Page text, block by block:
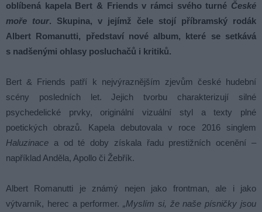
oblíbená kapela Bert & Friends v rámci svého turné České
moře tour. Skupina, v jejímž čele stojí příbramský rodák
Albert Romanutti, představí nové album, které se setkává
s nadšenými ohlasy posluchačů i kritiků.
Bert & Friends patří k nejvýraznějším zjevům české hudební
scény posledních let. Jejich tvorbu charakterizují silné
psychedelické prvky, originální vizuální styl a texty plné
poetických obrazů. Kapela debutovala v roce 2016 singlem
Haluzinace a od té doby získala řadu prestižních ocenění –
například Anděla, Apollo či Žebřík.
Albert Romanutti je známý nejen jako frontman, ale i jako
výtvarník, herec a performer.„Myslím si, že naše písničky jsou